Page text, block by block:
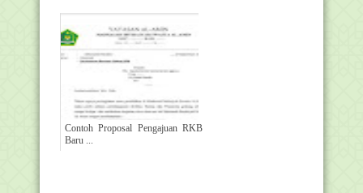
Contoh Proposal Pengajuan RKB
Baru ...